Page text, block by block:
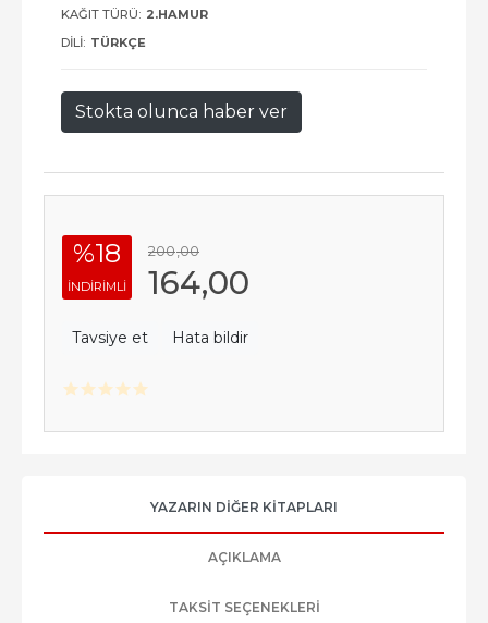
KAĞIT TÜRÜ: 2.HAMUR
DILI: TÜRKÇE
Stokta olunca haber ver
%18
INDIRIMLI
200,00
164,00
Tavsiye et Hata bildir
YAZARIN DIĞER KITAPLARI
AÇIKLAMA
TAKSIT SEÇENEKLERI